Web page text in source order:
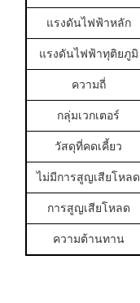
แรงดันไฟฟ้าหลัก
แรงดันไฟฟ้าทุติยภูมิ
ความถี่
กลุ่มเวกเตอร์
วัสดุที่คดเคี้ยว
ไม่มีการสูญเสียโหลด
การสูญเสียโหลด
ความต้านทาน